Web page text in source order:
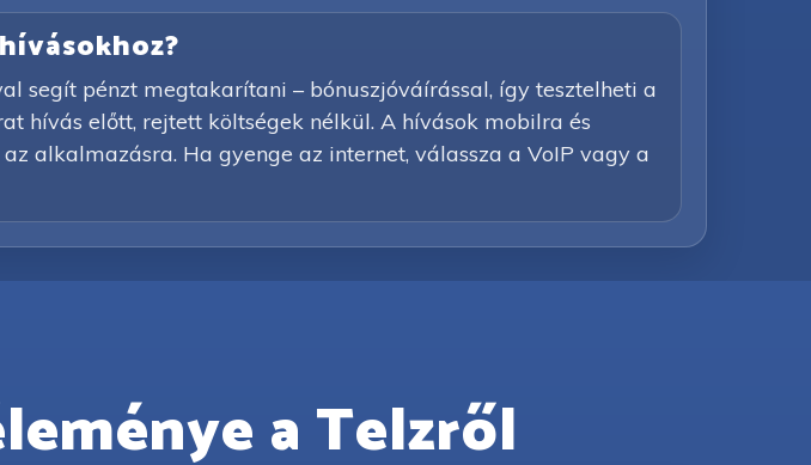
segít pénzt megtakarítani – bónuszjóváírással, így tesztelheti a
hívás előtt, rejtett költségek nélkül. A hívások mobilra és
alkalmazásra. Ha gyenge az internet, válassza a VoIP vagy a
a Telzről